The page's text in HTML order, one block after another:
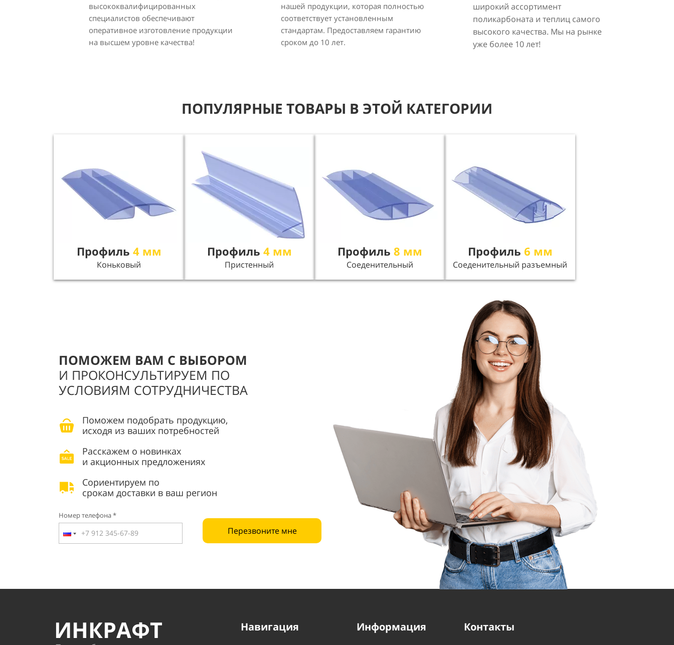
высококвалифицированных
специалистов обеспечивают
оперативное изготовление продукции
на высшем уровне качества!
нашей продукции, которая полностью
соответствует установленным
стандартам. Предоставляем гарантию
сроком до 10 лет.
широкий ассортимент
поликарбоната и теплиц самого
высокого качества. Мы на рынке
уже более 10 лет!
ПОПУЛЯРНЫЕ ТОВАРЫ В ЭТОЙ КАТЕГОРИИ
Профиль 4 мм
Коньковый
Профиль 4 мм
Пристенный
Профиль 8 мм
Соеденительный
Профиль 6 мм
Соеденительный разъемный
ПОМОЖЕМ ВАМ С ВЫБОРОМ
И ПРОКОНСУЛЬТИРУЕМ ПО
УСЛОВИЯМ СОТРУДНИЧЕСТВА
Поможем подобрать продукцию,
исходя из ваших потребностей
Расскажем о новинках
и акционных предложениях
Сориентируем по
срокам доставки в ваш регион
Номер телефона *
Перезвоните мне
ИНКРАФТ Навигация Информация Контакты